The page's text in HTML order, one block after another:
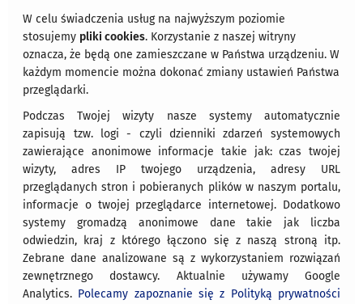
W celu świadczenia usług na najwyższym poziomie
stosujemy pliki cookies. Korzystanie z naszej witryny
oznacza, że będą one zamieszczane w Państwa urządzeniu. W
każdym momencie można dokonać zmiany ustawień Państwa
przeglądarki.
Podczas Twojej wizyty nasze systemy automatycznie
zapisują tzw. logi - czyli dzienniki zdarzeń systemowych
zawierające anonimowe informacje takie jak: czas twojej
wizyty, adres IP twojego urządzenia, adresy URL
przeglądanych stron i pobieranych plików w naszym portalu,
informacje o twojej przeglądarce internetowej. Dodatkowo
systemy gromadzą anonimowe dane takie jak liczba
odwiedzin, kraj z którego łączono się z naszą stroną itp.
Zebrane dane analizowane są z wykorzystaniem rozwiązań
zewnętrznego dostawcy. Aktualnie używamy Google
Analytics. Polecamy zapoznanie się z Polityką prywatności